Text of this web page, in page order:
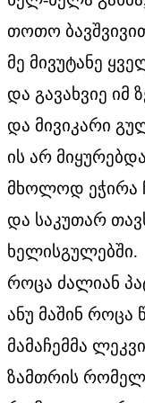
თოთო
მე მივუტანე
და გავახვიე იმ
და მივიკარი
ის არ
მხოლოდ ეჭირა
და საკუთარ
ხელისგულებში.
როცა ძალიან
ანუ მაშინ როცა
მამაჩემმა
ზამთრის